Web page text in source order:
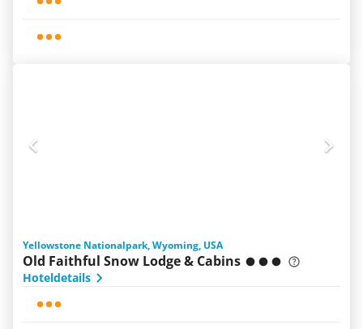
Yellowstone Nationalpark, Wyoming, USA
Old Faithful Snow Lodge & Cabins
Hoteldetails